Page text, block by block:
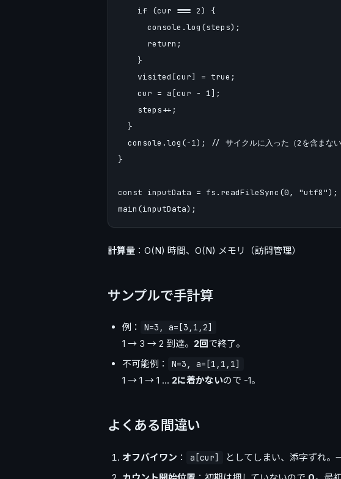
    if (cur === 2) {
      console.log(steps);
      return;
    }
    visited[cur] = true;
    cur = a[cur - 1];
    steps++;
  }
console.log(-1); // サイクルに入った（2を含まない
}
const inputData = fs.readFileSync(0, "utf8");
計算量 ：O(N) 時間、O(N) メモリ（訪問管理）
サンプルで手計算
例： N=3, a=[3,1,2]
1 → 3 → 2 到達。 2回 で終了。
不可能例：
N=3, a=[1,1,1]
1 → 1 → 1 … 2に着かないので -1。
よくある間違い
オフバイワン ： a[cur] としてしまい、添字ずれ